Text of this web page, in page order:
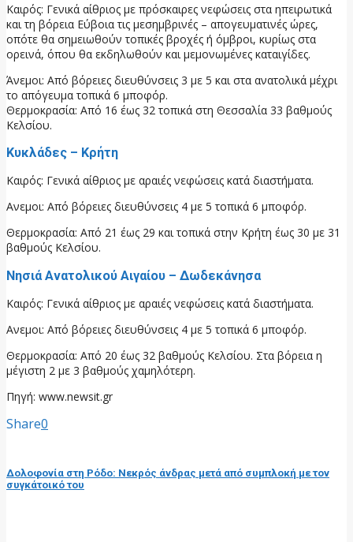
Καιρός: Γενικά αίθριος με πρόσκαιρες νεφώσεις στα ηπειρωτικά
και τη βόρεια Εύβοια τις μεσημβρινές – απογευματινές ώρες,
οπότε θα σημειωθούν τοπικές βροχές ή όμβροι, κυρίως στα
ορεινά, όπου θα εκδηλωθούν και μεμονωμένες καταιγίδες.
Άνεμοι: Από βόρειες διευθύνσεις 3 με 5 και στα ανατολικά μέχρι
το απόγευμα τοπικά 6 μποφόρ.
Θερμοκρασία: Από 16 έως 32 τοπικά στη Θεσσαλία 33 βαθμούς
Κελσίου.
Κυκλάδες – Κρήτη
Καιρός: Γενικά αίθριος με αραιές νεφώσεις κατά διαστήματα.
Ανεμοι: Από βόρειες διευθύνσεις 4 με 5 τοπικά 6 μποφόρ.
Θερμοκρασία: Από 21 έως 29 και τοπικά στην Κρήτη έως 30 με 31
βαθμούς Κελσίου.
Νησιά Ανατολικού Αιγαίου – Δωδεκάνησα
Καιρός: Γενικά αίθριος με αραιές νεφώσεις κατά διαστήματα.
Ανεμοι: Από βόρειες διευθύνσεις 4 με 5 τοπικά 6 μποφόρ.
Θερμοκρασία: Από 20 έως 32 βαθμούς Κελσίου. Στα βόρεια η
μέγιστη 2 με 3 βαθμούς χαμηλότερη.
Πηγή: www.newsit.gr
Share0
Δολοφονία στη Ρόδο: Νεκρός άνδρας μετά από συμπλοκή με τον
συγκάτοικό του